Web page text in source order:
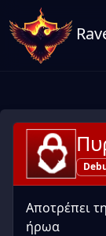
Αποτρέπει
ήρωα